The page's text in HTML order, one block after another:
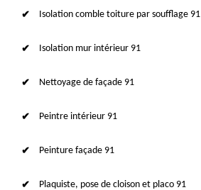
Isolation comble toiture par soufflage 91
Isolation mur intérieur 91
Nettoyage de façade 91
Peintre intérieur 91
Peinture façade 91
Plaquiste, pose de cloison et placo 91